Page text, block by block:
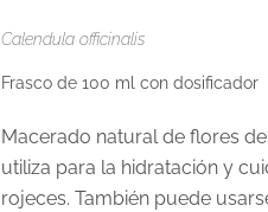
Calendula officinalis
Frasco de 100 ml con dosificador
Macerado natural de flores
utiliza para la hidratación y
rojeces. También puede